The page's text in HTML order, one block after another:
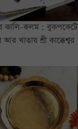
কালি-কলম : বুকপকেটে
আর খাতায় শ্রী কাক্কেশ্বর